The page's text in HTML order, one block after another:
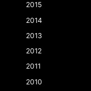
2015
2014
2013
2012
2011
2010